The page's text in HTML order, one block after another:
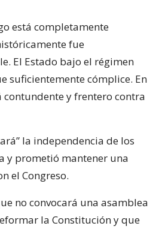
está completamente
fue
El Estado bajo el régimen
suficientemente cómplice. En
contundente y frentero contra
la independencia de los
y prometió mantener una
el Congreso.
no convocará una asamblea
la Constitución y que